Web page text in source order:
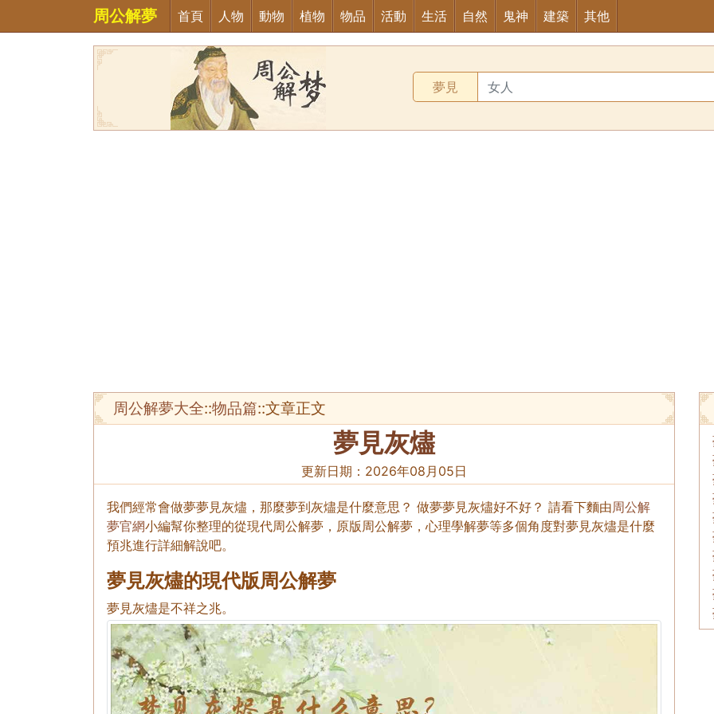
周公解夢 首頁 人物 動物 植物 物品 活動 生活 自然 鬼神 建築 其他
夢見
周公解夢大全::物品篇::文章正文
夢見灰燼
更新日期： 2026年08月05日
我們經常會做夢夢見灰燼，那麼夢到灰燼是什麼意思？ 做夢夢見灰燼好不好？ 請看下麵由周公解
夢官網小編幫你整理的從現代周公解夢，原版周公解夢，心理學解夢等多個角度對夢見灰燼是什麼
預兆進行詳細解說吧。
夢見灰燼的現代版周公解夢
夢見灰燼是不祥之兆。